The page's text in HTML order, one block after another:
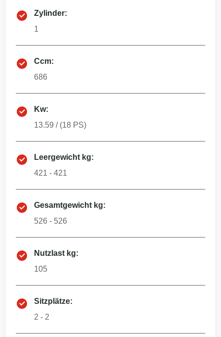
Zylinder:
1
Ccm:
686
Kw:
13.59 / (18 PS)
Leergewicht kg:
421 - 421
Gesamtgewicht kg:
526 - 526
Nutzlast kg:
105
Sitzplätze:
2 - 2